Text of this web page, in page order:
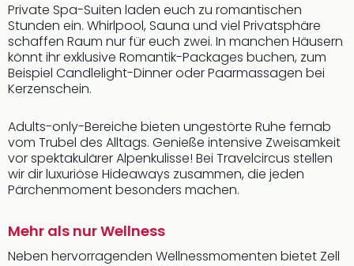
Private Spa-Suiten laden euch zu romantischen
Stunden ein. Whirlpool, Sauna und viel Privatsphäre
schaffen Raum nur für euch zwei. In manchen Häusern
könnt ihr exklusive Romantik-Packages buchen, zum
Beispiel Candlelight-Dinner oder Paarmassagen bei
Kerzenschein.
Adults-only-Bereiche bieten ungestörte Ruhe fernab
vom Trubel des Alltags. Genieße intensive Zweisamkeit
vor spektakulärer Alpenkulisse! Bei Travelcircus stellen
wir dir luxuriöse Hideaways zusammen, die jeden
Pärchenmoment besonders machen.
Mehr als nur Wellness
Neben hervorragenden Wellnessmomenten bietet Zell